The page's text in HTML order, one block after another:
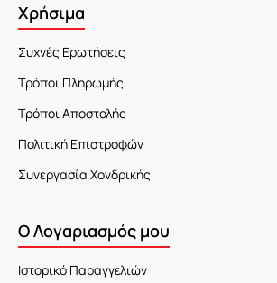
Χρήσιμα
Συχνές Ερωτήσεις
Τρόποι Πληρωμής
Τρόποι Αποστολής
Πολιτική Επιστροφών
Συνεργασία Χονδρικής
Ο Λογαριασμός μου
Ιστορικό Παραγγελιών